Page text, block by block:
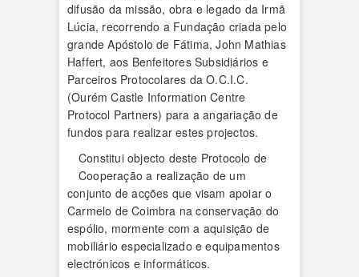
difusão da missão, obra e legado da Irmã
Lúcia, recorrendo a Fundação criada pelo
grande Apóstolo de Fátima, John Mathias
Haffert, aos Benfeitores Subsidiários e
Parceiros Protocolares da O.C.I.C.
(Ourém Castle Information Centre
Protocol Partners) para a angariação de
fundos para realizar estes projectos.
Constitui objecto deste Protocolo de
Cooperação a realização de um
conjunto de acções que visam apoiar o
Carmelo de Coimbra na conservação do
espólio, mormente com a aquisição de
mobiliário especializado e equipamentos
electrónicos e informáticos.